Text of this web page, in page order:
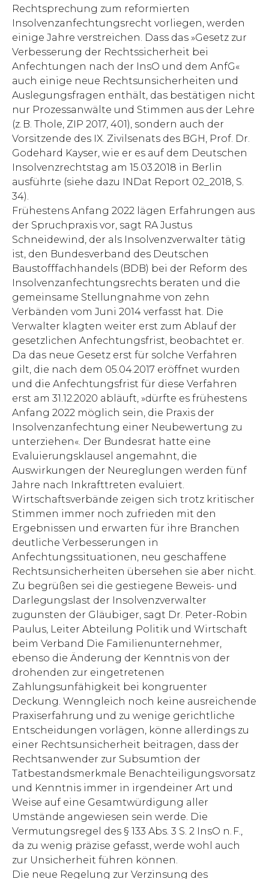
Rechtsprechung zum reformierten
Insolvenzanfechtungsrecht vorliegen, werden
einige Jahre verstreichen. Dass das »Gesetz zur
Verbesserung der Rechtssicherheit bei
Anfechtungen nach der InsO und dem AnfG«
auch einige neue Rechtsunsicherheiten und
Auslegungsfragen enthält, das bestätigen nicht
nur Prozessanwälte und Stimmen aus der Lehre
(z. B. Thole, ZIP 2017, 401), sondern auch der
Vorsitzende des IX. Zivilsenats des BGH, Prof. Dr.
Godehard Kayser, wie er es auf dem Deutschen
Insolvenzrechtstag am 15.03.2018 in Berlin
ausführte (siehe dazu INDat Report 02_2018, S.
34).
Frühestens Anfang 2022 lägen Erfahrungen aus
der Spruchpraxis vor, sagt RA Justus
Schneidewind, der als Insolvenzverwalter tätig
ist, den Bundesverband des Deutschen
Baustofffachhandels (BDB) bei der Reform des
Insolvenzanfechtungsrechts beraten und die
gemeinsame Stellungnahme von zehn
Verbänden vom Juni 2014 verfasst hat. Die
Verwalter klagten weiter erst zum Ablauf der
gesetzlichen Anfechtungsfrist, beobachtet er.
Da das neue Gesetz erst für solche Verfahren
gilt, die nach dem 05.04.2017 eröffnet wurden
und die Anfechtungsfrist für diese Verfahren
erst am 31.12.2020 abläuft, »dürfte es frühestens
Anfang 2022 möglich sein, die Praxis der
Insolvenzanfechtung einer Neubewertung zu
unterziehen«. Der Bundesrat hatte eine
Evaluierungsklausel angemahnt, die
Auswirkungen der Neureglungen werden fünf
Jahre nach Inkrafttreten evaluiert.
Wirtschaftsverbände zeigen sich trotz kritischer
Stimmen immer noch zufrieden mit den
Ergebnissen und erwarten für ihre Branchen
deutliche Verbesserungen in
Anfechtungssituationen, neu geschaffene
Rechtsunsicherheiten übersehen sie aber nicht.
Zu begrüßen sei die gestiegene Beweis- und
Darlegungslast der Insolvenzverwalter
zugunsten der Gläubiger, sagt Dr. Peter-Robin
Paulus, Leiter Abteilung Politik und Wirtschaft
beim Verband Die Familienunternehmer,
ebenso die Änderung der Kenntnis von der
drohenden zur eingetretenen
Zahlungsunfähigkeit bei kongruenter
Deckung. Wenngleich noch keine ausreichende
Praxiserfahrung und zu wenige gerichtliche
Entscheidungen vorlägen, könne allerdings zu
einer Rechtsunsicherheit beitragen, dass der
Rechtsanwender zur Subsumtion der
Tatbestandsmerkmale Benachteiligungsvorsatz
und Kenntnis immer in irgendeiner Art und
Weise auf eine Gesamtwürdigung aller
Umstände angewiesen sein werde. Die
Vermutungsregel des § 133 Abs. 3 S. 2 InsO n. F.,
da zu wenig präzise gefasst, werde wohl auch
zur Unsicherheit führen können.
Die neue Regelung zur Verzinsung des